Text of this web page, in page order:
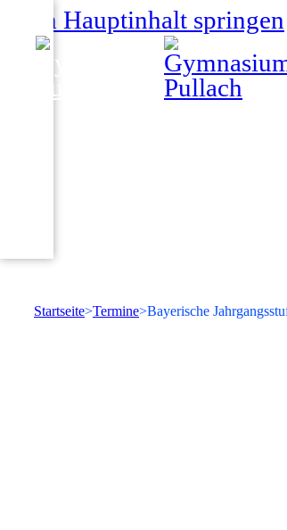
Zum Hauptinhalt springen
Startseite Termine Bayerische